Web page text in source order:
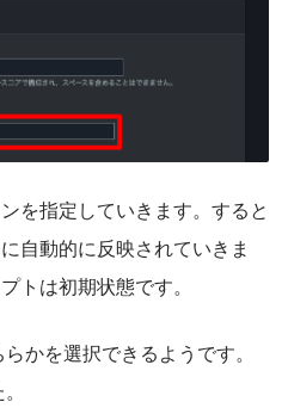
を指定していきます。すると
自動的に反映されていきま
トは初期状態です。
かを選択できるようです。